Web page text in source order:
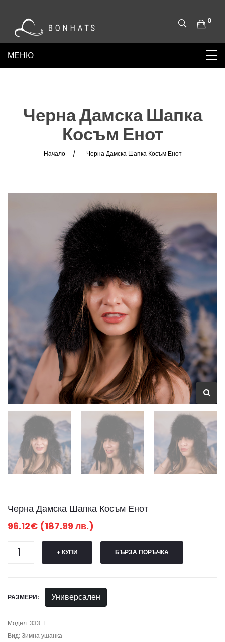
0
Черна Дамска Шапка
Косъм Енот
Начало Черна Дамска Шапка Косъм Енот
Черна Дамска Шапка Косъм Енот
96.12€ (187.99 лв.)
+ КУПИ БЪРЗА ПОРЪЧКА
РАЗМЕРИ: Универсален
Модел: 333-1
Вид: Зимна ушанка